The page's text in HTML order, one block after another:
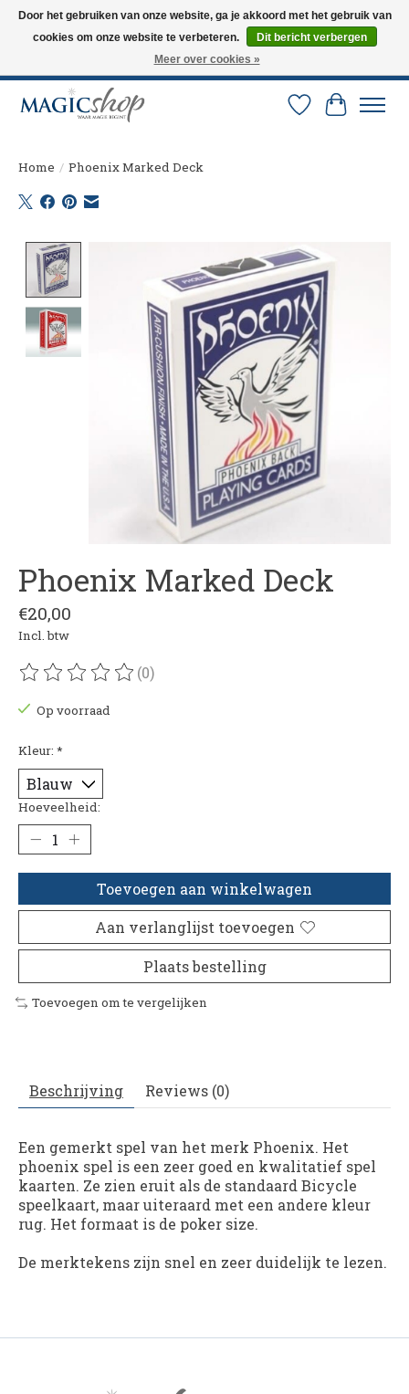
Altijd de nieuwste trucs op voorraad. Snelle verzending via PostNL en DHL.
Langskomen in onze winkel? Bel of mail om een afspraak te maken. 0251-
Verlanglijst
Home / Phoenix Marked Deck
Product image slideshow Items
Phoenix Marked Deck
€20,00
Incl. btw
De beoordeling van dit product is
(0)
Op voorraad
Kleur: *
Hoeveelheid:
Toevoegen aan winkelwagen
Aan verlanglijst toevoegen
Plaats bestelling
Toevoegen om te vergelijken
Beschrijving Reviews (0)
Een gemerkt spel van het merk Phoenix. Het
phoenix spel is een zeer goed en kwalitatief spel
kaarten. Ze zien eruit als de standaard Bicycle
speelkaart, maar uiteraard met een andere kleur
rug. Het formaat is de poker size.
De merktekens zijn snel en zeer duidelijk te lezen.
Door het gebruiken van onze website, ga je akkoord met het gebruik van
cookies om onze website te verbeteren.
Dit bericht verbergen
Meer over cookies »